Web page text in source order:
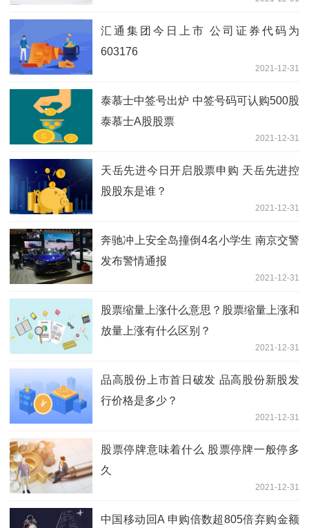
汇通集团今日上市 公司证券代码为
603176
2021-12-31
泰慕士中签号出炉 中签号码可认购500股
泰慕士A股股票
2021-12-31
天岳先进今日开启股票申购 天岳先进控
股股东是谁？
2021-12-31
奔驰冲上安全岛撞倒4名小学生 南京交警
发布警情通报
2021-12-31
股票缩量上涨什么意思？股票缩量上涨和
放量上涨有什么区别？
2021-12-31
品高股份上市首日破发 品高股份新股发
行价格是多少？
2021-12-31
股票停牌意味着什么 股票停牌一般停多
久
2021-12-31
中国移动回A 申购倍数超805倍弃购金额